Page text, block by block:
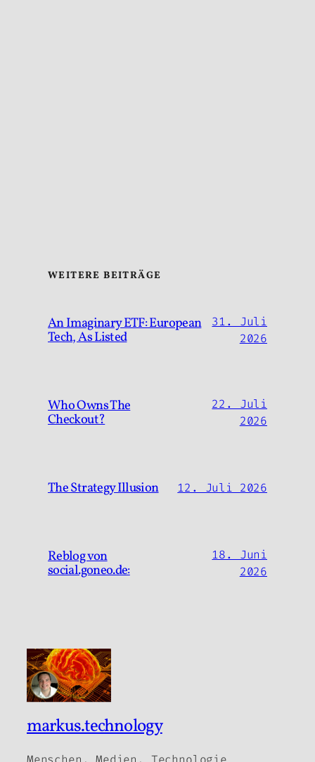
WEITERE BEITRÄGE
An Imaginary ETF: European
Tech, As Listed
31. Juli
2026
Who Owns The
Checkout?
22. Juli
2026
The Strategy Illusion 12. Juli 2026
Reblog von
social.goneo.de:
18. Juni
2026
markus.technology